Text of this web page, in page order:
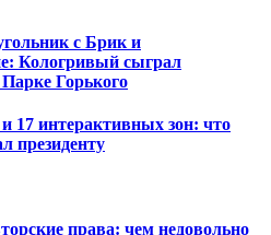
с Брик и
Кологривый сыграл
Горького
и 17 интерактивных зон: что
президенту
права: чем недовольно